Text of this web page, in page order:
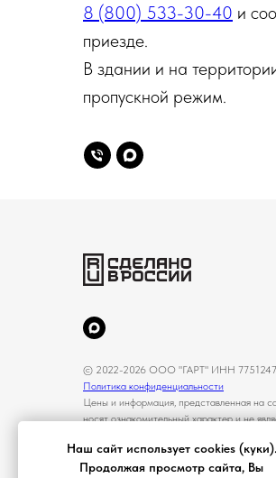
Наш сайт использует cookies (куки).
Продолжая просмотр сайта, Вы
8 (800) 533-30-40 и
приезде.
В здании и на
пропускной режим.
© 2022-2026 ООО "ГАРТ" ИНН
Политика конфиденциальности
Цены и информация, представленная на
носят ознакомительный характер и не